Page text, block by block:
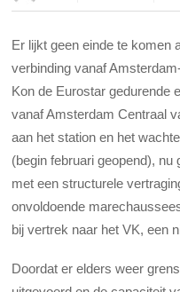
Er lijkt geen einde te komen
verbinding vanaf
Kon de Eurostar gedurende
vanaf Amsterdam Centraal
aan het station en het
(begin februari geopend), nu
met een structurele
onvoldoende
bij vertrek naar het VK, een
Doordat er elders weer